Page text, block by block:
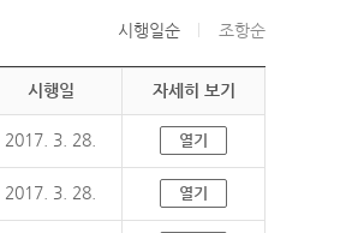
시행일순 조항순
시행일 자세히 보기
2017. 3. 28. 열기
2017. 3. 28. 열기